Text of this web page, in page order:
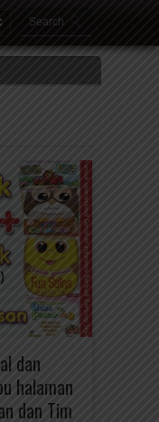
dan
halaman
dan Tim